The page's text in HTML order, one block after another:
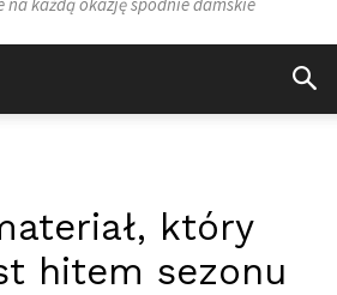
który
hitem sezonu